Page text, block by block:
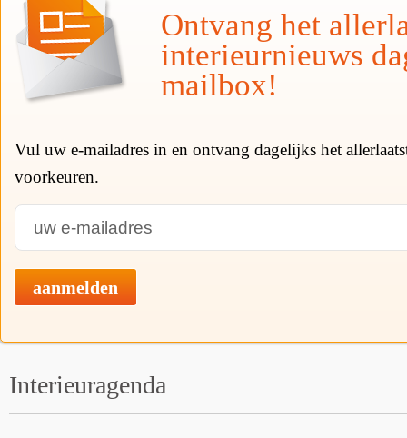
Ontvang het
interieurnieuws
mailbox!
Vul uw e-mailadres in en ontvang dagelijks het
voorkeuren.
aanmelden
Interieuragenda